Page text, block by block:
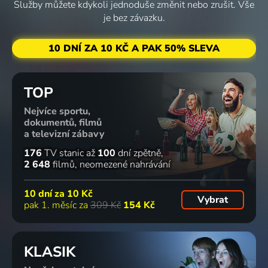
%
Emma a
guru
2017 | Čína, Španělsko | Animovaný, Rodinný
%
Čertí brko
2018 | Česká republika, Slovensko, Dánsko | Pohádka
%
Divoké
vlny 2
%
O myšce a
medvědovi
2017 | Francie | Animovaný, Rodinný
83
55 dílů
Ach, ten
pokrok!
16 dílů
Tučňáci z
Madagaskaru
73%
366 dílů
Méďa a
lumíci
2016-2024 | Francie | Animovaný, Dobrodružný, Komedie, Rodinný
29 dílů
S
Hubertem
do lesa
73%
32 dílů
Show
Toma a
39 %
nervy
8 dílů 60%
Pan
Popper a
Služby můžete kdykoli jednoduše změnit nebo zrušit. Vše
je bez závazku.
10 DNÍ ZA 10 KČ A PAK 50% SLEVA
TOP
Nejvíce sportu,
dokumentů, filmů
a televizní zábavy
176 TV stanic až 100 dní zpětně
2 648 filmů neomezené nahrávání
10 dní za 10 Kč
pak 1. měsíc za 309 Kč 154 Kč Vybrat
KLASIK